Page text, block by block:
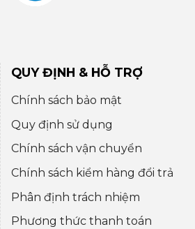
QUY ĐỊNH & HỖ TRỢ
Chính sách bảo mật
Quy định sử dụng
Chính sách vận chuyển
Chính sách kiểm hàng đổi trả
Phân định trách nhiệm
Phương thức thanh toán